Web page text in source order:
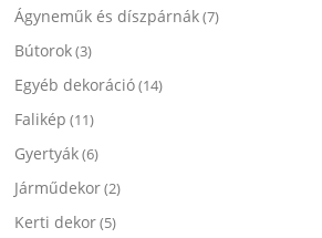
Ágyneműk és díszpárnák(7)
Bútorok(3)
Egyéb dekoráció(14)
Falikép (11)
Gyertyák(6)
Járműdekor(2)
Kerti dekor(5)